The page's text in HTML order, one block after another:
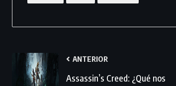
ANTERIOR
Assassin’s Creed: ¿Qué nos